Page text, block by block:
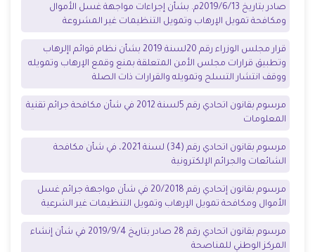
صادر بتاريخ 2019/6/13م . بشأن إجراءات مواجهة غسل الأموال
ومكافحة تمويل الإرهاب وتمويل التنظيمات غير المشروعة
قرار مجلس الوزراء رقم 20لسنة 2019
بشأن نظام قوائم اإلرهاب
وتطبيق قرارات مجلس الأمن المتعلقة بمنع وقمع الإرهاب وتمويله
ووقف انتشار التسلح وتمويله والقرارات ذات الصلة
مرسوم بقانون اتحادي رقم 5لسنة 2012
في شأن مكافحة جرائم تقنية
المعلومات
مرسوم بقانون اتحادي رقم (34) لسنة 2021، في شأن مكافحة
الشائعات والجرائم الإلكترونية
مرسوم بقانون إتحادي رقم 20/2018 في شأن مواجهة جرائم غسل
الأموال ومكافحة تمويل الإرهاب وتمويل التنظيمات غير الشرعية
مرسوم بقانون اتحادي رقم 28 صادر بتاریخ 2019/9/4 في شأن
إنشاء
المركز الوطني للمناصحة